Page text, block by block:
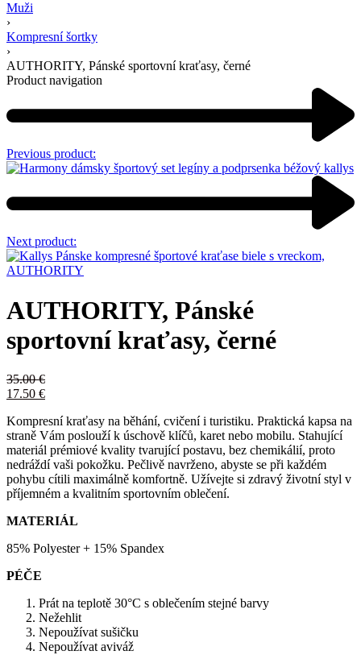
Muži
›
Kompresní šortky
›
AUTHORITY, Pánské sportovní kraťasy, černé
Product navigation
Previous product:
Next product:
AUTHORITY, Pánské
sportovní kraťasy, černé
35.00€
17.50 €
Kompresní kraťasy na běhání, cvičení i turistiku. Praktická kapsa na
straně Vám poslouží k úschově klíčů, karet nebo mobilu. Stahující
materiál prémiové kvality tvarující postavu, bez chemikálií, proto
nedráždí vaši pokožku. Pečlivě navrženo, abyste se při každém
pohybu cítili maximálně komfortně. Užívejte si zdravý životní styl v
příjemném a kvalitním sportovním oblečení.
MATERIÁL
85% Polyester + 15% Spandex
PÉČE
Prát na teplotě 30°C s oblečením stejné barvy
Nežehlit
Nepoužívat sušičku
Nepoužívat aviváž